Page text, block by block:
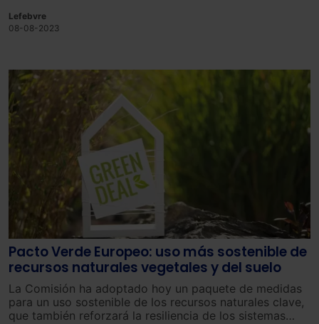
Lefebvre
08-08-2023
Pacto Verde Europeo: uso más sostenible de
recursos naturales vegetales y del suelo
La Comisión ha adoptado hoy un paquete de medidas
para un uso sostenible de los recursos naturales clave,
que también reforzará la resiliencia de los sistemas